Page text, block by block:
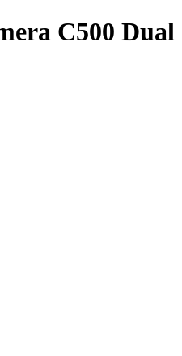
C500 Dual